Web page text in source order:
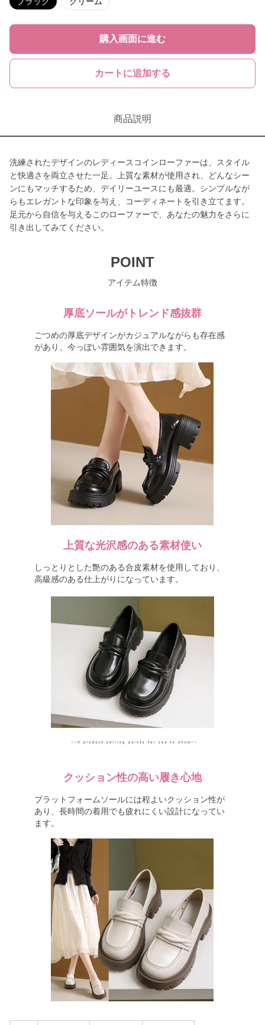
購入画面に進む
カートに追加する
商品説明
洗練されたデザインのレディースコインローファーは、スタイル
と快適さを両立させた一足。上質な素材が使用され、どんなシー
ンにもマッチするため、デイリーユースにも最適。シンプルなが
らもエレガントな印象を与え、コーディネートを引き立てます。
足元から自信を与えるこのローファーで、あなたの魅力をさらに
引き出してみてください。
POINT
アイテム特徴
厚底ソールがトレンド感抜群
ごつめの厚底デザインがカジュアルながらも存在感
があり、今っぽい雰囲気を演出できます。
上質な光沢感のある素材使い
しっとりとした艶のある合皮素材を使用しており、
高級感のある仕上がりになっています。
クッション性の高い履き心地
プラットフォームソールには程よいクッション性が
あり、長時間の着用でも疲れにくい設計になってい
ます。